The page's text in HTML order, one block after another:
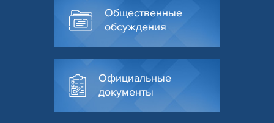
Общественные
обсуждения
Официальные
документы